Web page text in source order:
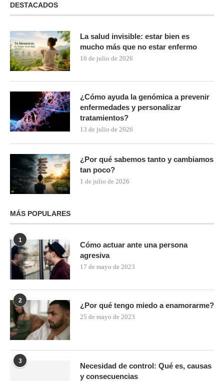
DESTACADOS
La salud invisible: estar bien es
mucho más que no estar enfermo
16 de julio de 2026
¿Cómo ayuda la genómica a prevenir
enfermedades y personalizar
tratamientos?
13 de julio de 2026
¿Por qué sabemos tanto y cambiamos
tan poco?
1 de julio de 2026
MÁS POPULARES
1
Cómo actuar ante una persona
agresiva
17 de mayo de 2023
2
¿Por qué tengo miedo a enamorarme?
25 de mayo de 2023
3
Necesidad de control: Qué es, causas
y consecuencias